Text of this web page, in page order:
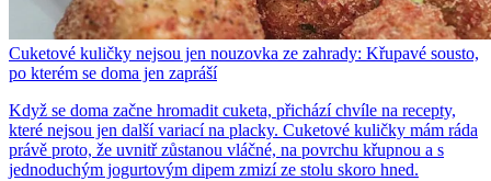
Cuketové kuličky nejsou jen nouzovka ze zahrady: Křupavé sousto,
po kterém se doma jen zapráší
Když se doma začne hromadit cuketa, přichází chvíle na recepty,
které nejsou jen další variací na placky. Cuketové kuličky mám ráda
právě proto, že uvnitř zůstanou vláčné, na povrchu křupnou a s
jednoduchým jogurtovým dipem zmizí ze stolu skoro hned.